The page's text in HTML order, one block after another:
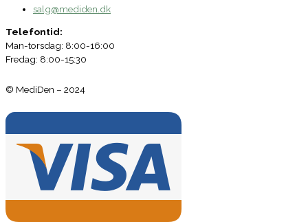
salg@mediden.dk
Telefontid:
Man-torsdag: 8:00-16:00
Fredag: 8:00-15:30
© MediDen – 2024